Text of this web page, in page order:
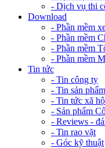
- Dịch vụ thi
Download
- Phần mềm
- Phần mềm
- Phần mềm
- Phần mềm
Tin tức
- Tin công ty
- Tin sản phẩm
- Tin tức xã
- Sản phẩm
- Reviews -
- Tin rao vặt
- Góc kỹ thuật